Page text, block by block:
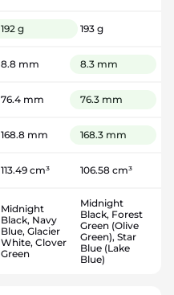
192 g 193 g
8.8 mm 8.3 mm
76.4 mm 76.3 mm
168.8 mm 168.3 mm
113.49 cm³ 106.58 cm³
Midnight
Black, Navy
Blue, Glacier
White, Clover
Green
Midnight
Black, Forest
Green (Olive
Green), Star
Blue (Lake
Blue)